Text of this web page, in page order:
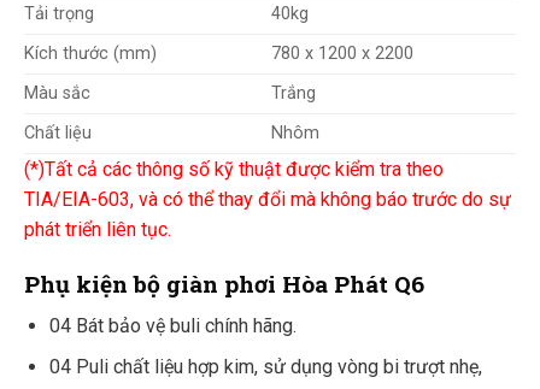
Tải trọng
40kg
Kích thước (mm)
780 x 1200 x 2200
Màu sắc
Trắng
Chất liệu
Nhôm
(*)Tất cả các thông số kỹ thuật được kiểm tra theo
TIA/EIA-603, và có thể thay đổi mà không báo trước do sự
phát triển liên tục.
Phụ kiện bộ giàn phơi Hòa Phát Q6
04 Bát bảo vệ buli chính hãng.
04 Puli chất liệu hợp kim, sử dụng vòng bi trượt nhẹ,